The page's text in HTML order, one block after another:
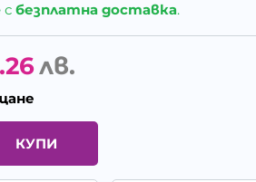
сбезплатна доставка.
лв.
КУПИ